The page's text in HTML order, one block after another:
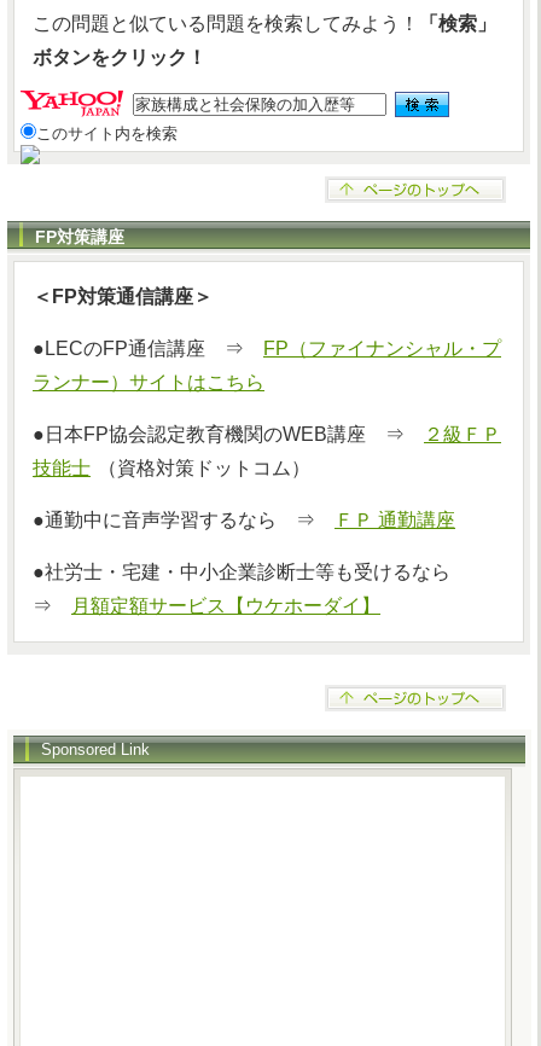
この問題と似ている問題を検索してみよう！
「検索」
ボタンをクリック！
このサイト内を検索
FP対策講座
＜FP対策通信講座＞
●LECのFP通信講座 ⇒
FP（ファイナンシャル・プ
ランナー）サイトはこちら
●日本FP協会認定教育機関のWEB講座 ⇒
２級ＦＰ
技能士
（資格対策ドットコム）
●通勤中に音声学習するなら ⇒ ＦＰ 通勤講座
●社労士・宅建・中小企業診断士等も受けるなら
⇒
月額定額サービス【ウケホーダイ】
Sponsored Link